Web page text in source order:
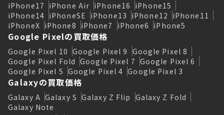
iPhone17 iPhone Air iPhone16 iPhone15
iPhone14 iPhoneSE iPhone13 iPhone12 iPhone11
iPhoneX iPhone8 iPhone7 iPhone6 iPhone5
Google Pixelの買取価格
Google Pixel 10 Google Pixel 9 Google Pixel 8
Google Pixel Fold Google Pixel 7 Google Pixel 6
Google Pixel 5 Google Pixel 4 Google Pixel 3
Galaxyの買取価格
Galaxy A Galaxy S Galaxy Z Flip Galaxy Z Fold
Galaxy Note